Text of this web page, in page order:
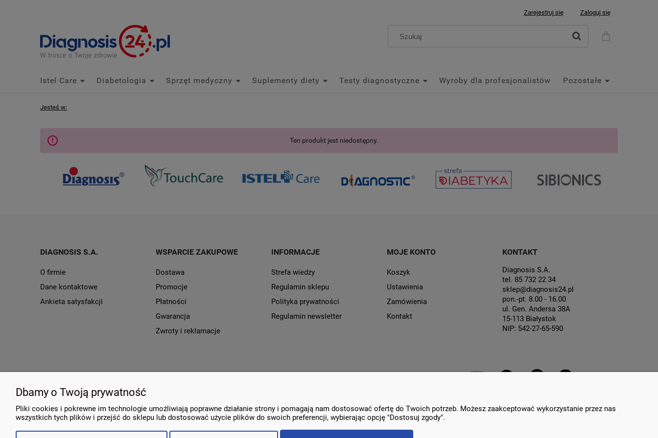
Zarejestruj się Zaloguj się
Istel Care Diabetologia Sprzęt medyczny Suplementy diety Testy diagnostyczne Wyroby dla profesjonalistów Pozostałe
Jesteś w:
Ten produkt jest niedostępny.
DIAGNOSIS S.A.
O firmie
Dane kontaktowe
Ankieta satysfakcji
WSPARCIE ZAKUPOWE
Dostawa
Promocje
Płatności
Gwarancja
Zwroty i reklamacje
INFORMACJE
Strefa wiedzy
Regulamin sklepu
Polityka prywatności
Regulamin newsletter
MOJE KONTO
Koszyk
Ustawienia
Zamówienia
Kontakt
KONTAKT
Diagnosis S.A.
tel. 85 732 22 34
sklep@diagnosis24.pl
pon.-pt. 8.00 - 16.00
ul. Gen. Andersa 38A
15-113 Białystok
NIP: 542-27-65-590
Sklep internetowy Shoper.pl
Dbamy o Twoją prywatność
Pliki cookies i pokrewne im technologie umożliwiają poprawne działanie strony i pomagają nam dostosować ofertę do Twoich potrzeb. Możesz zaakceptować wykorzystanie przez nas
wszystkich tych plików i przejść do sklepu lub dostosować użycie plików do swoich preferencji, wybierając opcję "Dostosuj zgody".